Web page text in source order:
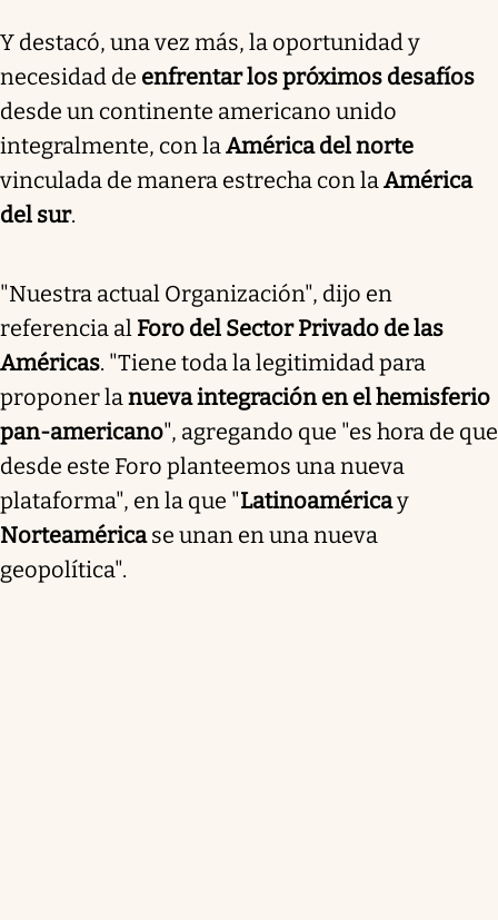
Y destacó, una vez más, la oportunidad y
necesidad de enfrentar los próximos desafíos
desde un continente americano unido
integralmente, con laAmérica del norte
vinculada de manera estrecha con laAmérica
del sur.
"Nuestra actual Organización", dijo en
referencia al Foro del Sector Privado de las
Américas. "Tiene toda la legitimidad para
proponer lanueva integración en el hemisferio
pan-americano", agregando que "es hora de que
desde este Foro planteemos una nueva
plataforma", en la que "Latinoaméricay
Norteaméricase unan en una nueva
geopolítica".